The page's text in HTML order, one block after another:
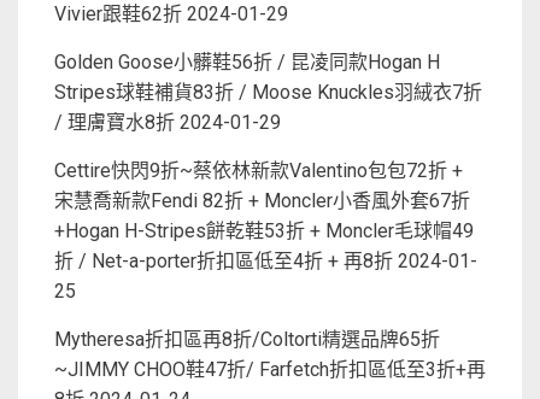
Vivier跟鞋62折 2024-01-29
Golden Goose小髒鞋56折 / 昆凌同款Hogan H
Stripes球鞋補貨83折 / Moose Knuckles羽絨衣7折
/ 理膚寶水8折 2024-01-29
Cettire快閃9折~蔡依林新款Valentino包包72折 +
宋慧喬新款Fendi 82折 + Moncler小香風外套67折
+Hogan H-Stripes餅乾鞋53折 + Moncler毛球帽49
折 / Net-a-porter折扣區低至4折 + 再8折 2024-01-
25
Mytheresa折扣區再8折/Coltorti精選品牌65折
~JIMMY CHOO鞋47折/ Farfetch折扣區低至3折+再